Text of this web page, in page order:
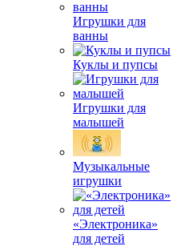
Игрушки для
ванны
Куклы и пупсы
Игрушки для
малышей
Музыкальные
игрушки
«Электроника»
для детей